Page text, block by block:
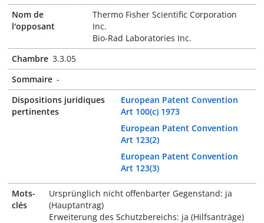
Nom de
l'opposant
Thermo Fisher Scientific Corporation
Inc.
Bio-Rad Laboratories Inc.
Chambre 3.3.05
Sommaire -
Dispositions juridiques
pertinentes
European Patent Convention
Art 100(c) 1973
European Patent Convention
Art 123(2)
European Patent Convention
Art 123(3)
Mots-
clés
Ursprünglich nicht offenbarter Gegenstand: ja
(Hauptantrag)
Erweiterung des Schutzbereichs: ja (Hilfsanträge)